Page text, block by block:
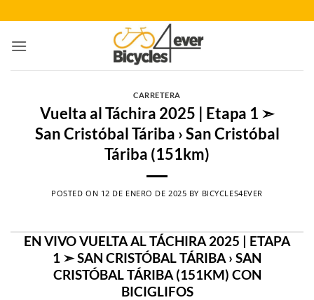
al
contenido
CARRETERA
Vuelta al Táchira 2025 | Etapa 1 ➣
San Cristóbal Táriba › San Cristóbal
Táriba (151km)
POSTED ON 12 DE ENERO DE 2025 BY BICYCLES4EVER
EN VIVO VUELTA AL TÁCHIRA 2025 | ETAPA
1 ➣ SAN CRISTÓBAL TÁRIBA › SAN
CRISTÓBAL TÁRIBA (151KM) CON
BICIGLIFOS